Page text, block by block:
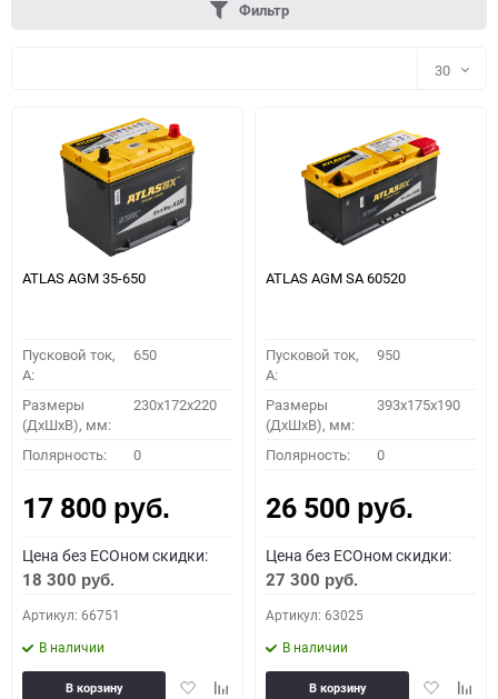
ПОДОБРАТЬ
Как определить полярность?
0 - обратная 1 - прямая 3 - обратная 4 - прямая
Фильтр
30
30
60
ATLAS AGM 35-650
Пусковой ток,
A:
650
Размеры
(ДхШхВ), мм:
230x172x220
Полярность: 0
17 800 руб.
Цена без ECOном скидки:
18 300 руб.
Артикул: 66751
В наличии
ДобавитьДобавить
В корзину
ATLAS AGM SA 60520
Пусковой ток,
A:
950
Размеры
(ДхШхВ), мм:
393x175x190
Полярность: 0
26 500 руб.
Цена без ECOном скидки:
27 300 руб.
Артикул: 63025
В наличии
Добавить
В корзину